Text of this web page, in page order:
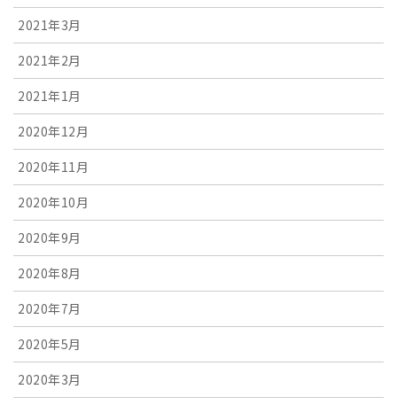
2021年3月
2021年2月
2021年1月
2020年12月
2020年11月
2020年10月
2020年9月
2020年8月
2020年7月
2020年5月
2020年3月